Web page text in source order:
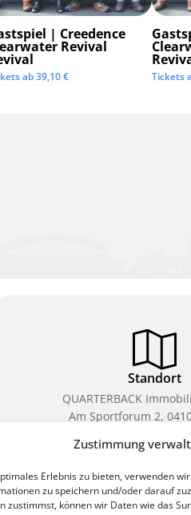
Zustimmung
Erlebnis zu bieten, verwenden
zu speichern und/oder darauf
zustimmst, können wir Daten wie das
| Creedence
Revival
ab39,10€ Tickets
Standort
QUARTERBACK
Am Sportforum 2,
Sie erreichen uns mit dem
Waldplatz/Arena. Kostenfreies
des Ticketkaufs